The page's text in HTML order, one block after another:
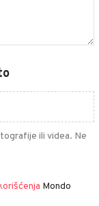
ili videa. Ne
Mondo